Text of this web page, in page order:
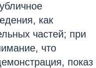
как
частей; при
что
показ